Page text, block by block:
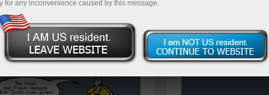
счёт
for any inconvenience caused by this message.